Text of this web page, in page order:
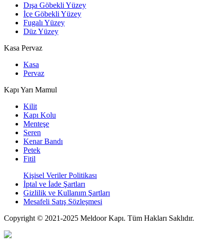
Dışa Göbekli Yüzey
İçe Göbekli Yüzey
Fugalı Yüzey
Düz Yüzey
Kasa Pervaz
Kasa
Pervaz
Kapı Yarı Mamul
Kilit
Kapı Kolu
Menteşe
Seren
Kenar Bandı
Petek
Fitil
Kişisel Veriler Politikası
İptal ve İade Şartları
Gizlilik ve Kullanım Şartları
Mesafeli Satış Sözleşmesi
Copyright © 2021-2025 Meldoor Kapı. Tüm Hakları Saklıdır.